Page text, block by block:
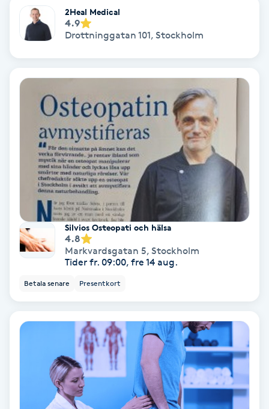
Fotmassage
Fotvård
Fransborttagning
Fransfärgning
Fransförlängning
Fransförlängning Megavolym
Fransförlängning Volym
Fransk manikyr
Fransrengöring
Frekvensterapi
2Heal Medical
4.9
Drottninggatan 101, Stockholm
Silvios Osteopati och hälsa
4.8
Markvardsgatan 5, Stockholm
Tider fr. 09:00, fre 14 aug.
Betala senare Presentkort